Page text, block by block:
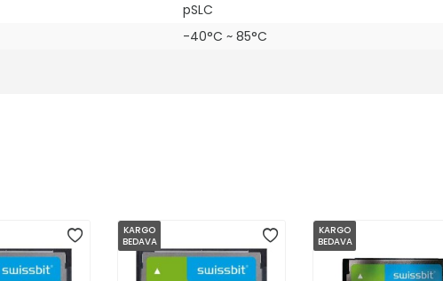
pSLC
-40°C ~ 85°C
KARGO
BEDAVA
KARGO
BEDAVA